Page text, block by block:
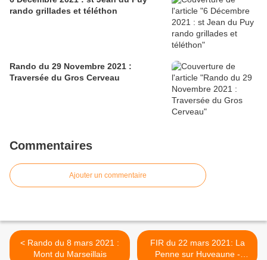
rando grillades et téléthon
Rando du 29 Novembre 2021 :
Traversée du Gros Cerveau
Commentaires
Ajouter un commentaire
< Rando du 8 mars 2021 :
Mont du Marseillais
FIR du 22 mars 2021: La
Penne sur Huveaune -